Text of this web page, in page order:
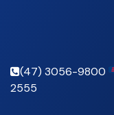
(47) 3056-9800
2555